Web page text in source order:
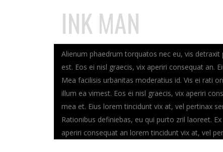
INK MAN
Alienum phaedrum torquatos nec eu, vis
est. Eos ei nisl graecis, vix aperiri consequat an.
Mea facilisis urbanitas moderatius id. Vis ei rati
illum ea vimest. Eos ei nisl graecis, vix aperiri
mea et. Eius lorem tincidunt vix at, vel pertinax
Rationibus definiebas, eu qui purto zril laoreet.
aperiri consequat an lorem tincidunt vix at, vel